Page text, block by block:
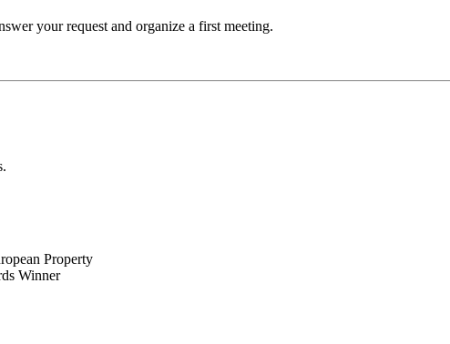
your request and organize a first meeting.